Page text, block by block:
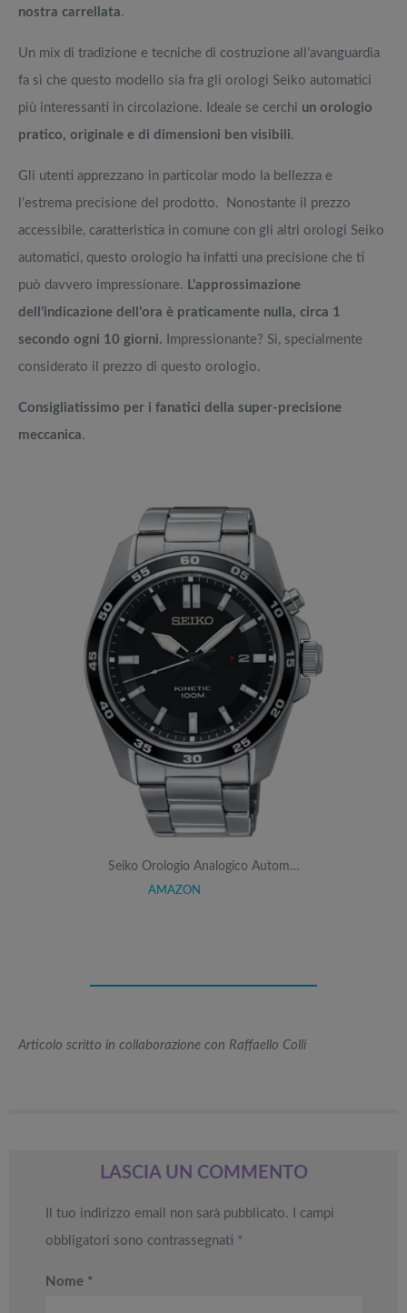
nostra carrellata.
Un mix di tradizione e tecniche di costruzione all’avanguardia
fa sì che questo modello sia fra gli orologi Seiko automatici
più interessanti in circolazione. Ideale se cerchi un orologio
pratico, originale e di dimensioni ben visibili.
Gli utenti apprezzano in particolar modo la bellezza e
l’estrema precisione del prodotto. Nonostante il prezzo
accessibile, caratteristica in comune con gli altri orologi Seiko
automatici, questo orologio ha infatti una precisione che ti
può davvero impressionare. L’approssimazione
dell’indicazione dell’ora è praticamente nulla, circa 1
secondo ogni 10 giorni.
Impressionante? Sì, specialmente
considerato il prezzo di questo orologio.
Consigliatissimo per i fanatici della super-precisione
meccanica.
Seiko Orologio Analogico Autom…
AMAZON
Articolo scritto in collaborazione con Raffaello Colli
LASCIA UN COMMENTO
Il tuo indirizzo email non sarà pubblicato.
I campi
obbligatori sono contrassegnati *
Nome *